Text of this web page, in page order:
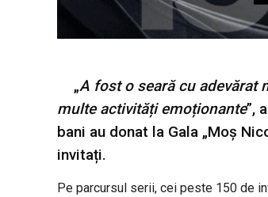
„A fost o seară cu adevărat
multe activități emoționante”,
bani au donat la Gala „Moș
invitați.
Pe parcursul serii, cei peste 150 de